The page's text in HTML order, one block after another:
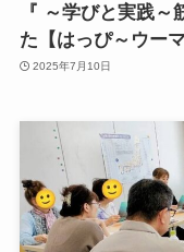
『 ～学びと実践
た【はっぴ～ウー
2025年7月10日